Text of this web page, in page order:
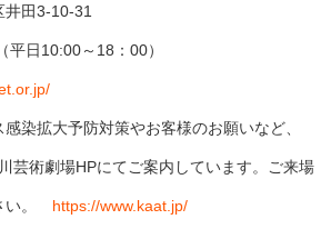
井田3-10-31
日10:00～18：00）
染拡大予防対策やお客様のお願いなど、
芸術劇場HPにてご案内しています。ご来場
い。 https://www.kaat.jp/